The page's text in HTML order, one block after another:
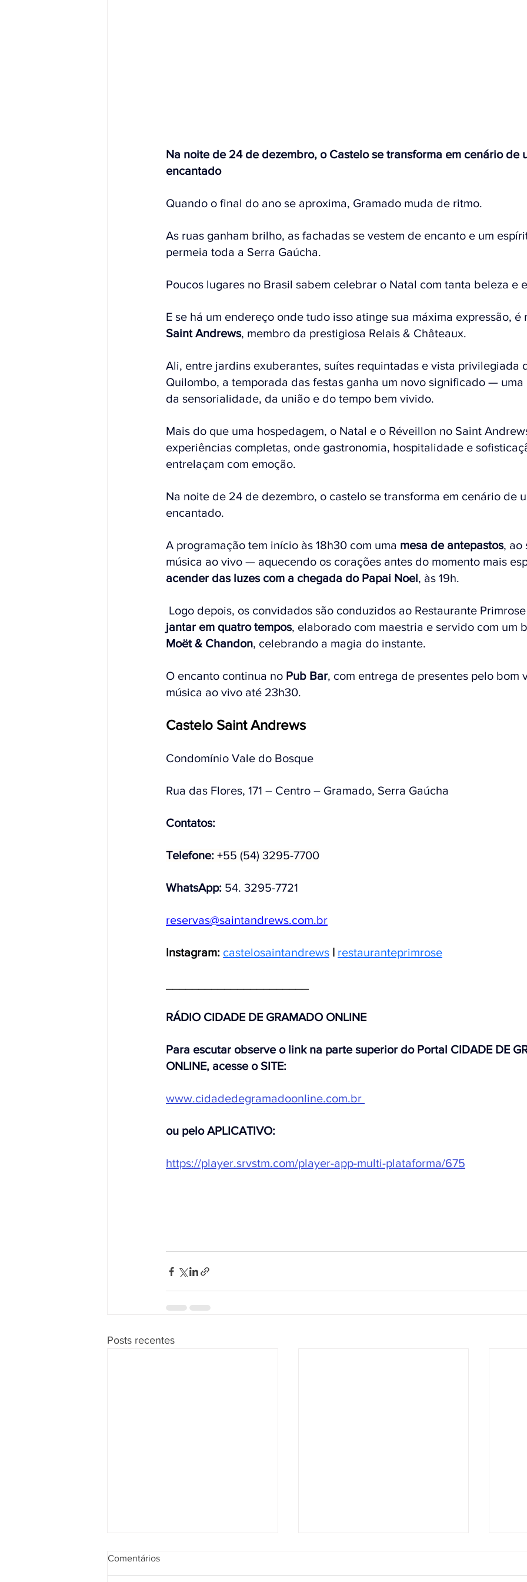
Na noite de 24 de dezembro, o Castelo se transforma em cenário de
encantado
Quando o final do ano se aproxima, Gramado muda de ritmo.
As ruas ganham brilho, as fachadas se vestem de encanto e um
permeia toda a Serra Gaúcha.
Poucos lugares no Brasil sabem celebrar o Natal com tanta beleza e
E se há um endereço onde tudo isso atinge sua máxima expressão, é
Saint Andrews, membro da prestigiosa Relais & Châteaux.
Ali, entre jardins exuberantes, suítes requintadas e vista privilegiada
Quilombo, a temporada das festas ganha um novo significado —
da sensorialidade, da união e do tempo bem vivido.
Mais do que uma hospedagem, o Natal e o Réveillon no Saint
experiências completas, onde gastronomia, hospitalidade e
entrelaçam com emoção.
Na noite de 24 de dezembro, o castelo se transforma em cenário de
encantado.
A programação tem início às 18h30 com uma mesa de antepastos, ao
música ao vivo — aquecendo os corações antes do momento mais
acender das luzes com a chegada do Papai Noel, às 19h.
Logo depois, os convidados são conduzidos ao Restaurante
jantar em quatro tempos, elaborado com maestria e servido com um
Moët & Chandon, celebrando a magia do instante.
O encanto continua no Pub Bar, com entrega de presentes pelo bom
música ao vivo até 23h30.
Castelo Saint Andrews
Condomínio Vale do Bosque
Rua das Flores, 171 – Centro – Gramado, Serra Gaúcha
Contatos:
Telefone: +55 (54) 3295-7700
WhatsApp: 54. 3295-7721
reservas@saintandrews.com.br
Instagram: castelosaintandrews | restauranteprimrose
RÁDIO CIDADE DE GRAMADO ONLINE
Para escutar observe o link na parte superior do Portal CIDADE DE
ONLINE, acesse o SITE:
www.cidadedegramadoonline.com.br
ou pelo APLICATIVO:
https://player.srvstm.com/player-app-multi-plataforma/675
Posts recentes
Comentários